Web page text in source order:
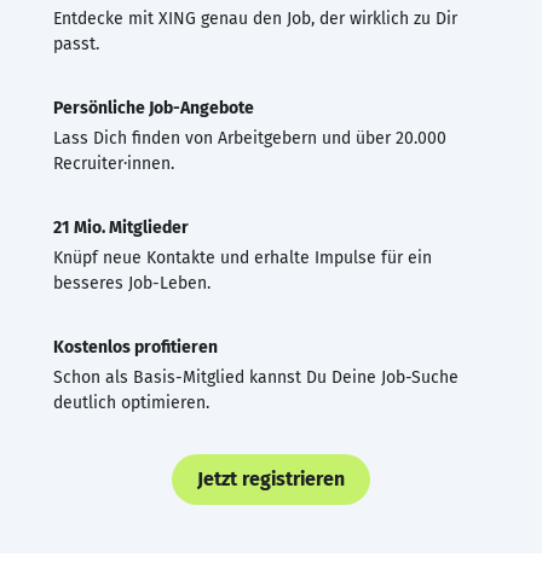
Entdecke mit XING genau den Job, der wirklich zu Dir
passt.
Persönliche Job-Angebote
Lass Dich finden von Arbeitgebern und über 20.000
Recruiter·innen.
21 Mio. Mitglieder
Knüpf neue Kontakte und erhalte Impulse für ein
besseres Job-Leben.
Kostenlos profitieren
Schon als Basis-Mitglied kannst Du Deine Job-Suche
deutlich optimieren.
Jetzt registrieren